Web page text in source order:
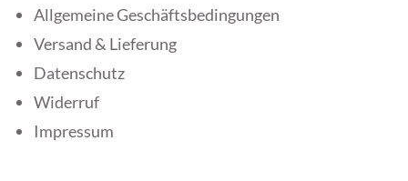
Allgemeine Geschäftsbedingungen
Versand & Lieferung
Datenschutz
Widerruf
Impressum